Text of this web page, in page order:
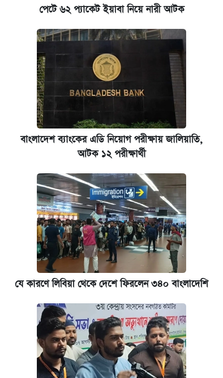
আজকের বাজারে স্বর্ণের দাম (৬ আগস্ট)
রাষ্ট্রবিরোধী কর্মকাণ্ড: ঢাবির কয়েকজন শিক্ষকের
বিরুদ্ধে ব্যবস্থা
কেমব্রিজ বিশ্ববিদ্যালয়ের এমবিএ স্কলারশিপে
আবেদন শুরু
পেটে ৬২ প্যাকেট ইয়াবা নিয়ে নারী আটক
বাংলাদেশ ব্যাংকের এডি নিয়োগ পরীক্ষায় জালিয়াতি,
আটক ১২ পরীক্ষার্থী
যে কারণে লিবিয়া থেকে দেশে ফিরলেন ৩৪০ বাংলাদেশি